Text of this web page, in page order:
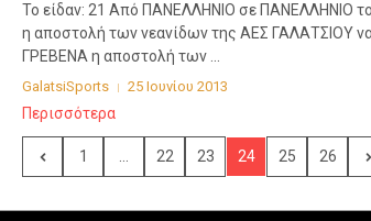
Το είδαν: 21 Από ΠΑΝΕΛΛΗΝΙΟ σε ΠΑΝΕΛΛΗΝΙΟ
η αποστολή των νεανίδων της ΑΕΣ ΓΑΛΑΤΣΙΟΥ
ΓΡΕΒΕΝΑ η αποστολή των ...
GalatsiSports 25 Ιουνίου 2013
Περισσότερα
1 22 23 24 25 26